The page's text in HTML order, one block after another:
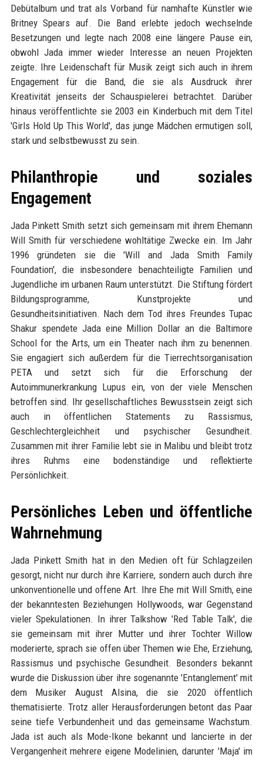
Debütalbum und trat als Vorband für namhafte Künstler wie
Britney Spears auf. Die Band erlebte jedoch wechselnde
Besetzungen und legte nach 2008 eine längere Pause ein,
obwohl Jada immer wieder Interesse an neuen Projekten
zeigte. Ihre Leidenschaft für Musik zeigt sich auch in ihrem
Engagement für die Band, die sie als Ausdruck ihrer
Kreativität jenseits der Schauspielerei betrachtet. Darüber
hinaus veröffentlichte sie 2003 ein Kinderbuch mit dem Titel
'Girls Hold Up This World', das junge Mädchen ermutigen soll,
stark und selbstbewusst zu sein.
Philanthropie und soziales
Engagement
Jada Pinkett Smith setzt sich gemeinsam mit ihrem Ehemann
Will Smith für verschiedene wohltätige Zwecke ein. Im Jahr
1996 gründeten sie die 'Will and Jada Smith Family
Foundation', die insbesondere benachteiligte Familien und
Jugendliche im urbanen Raum unterstützt. Die Stiftung fördert
Bildungsprogramme, Kunstprojekte und
Gesundheitsinitiativen. Nach dem Tod ihres Freundes Tupac
Shakur spendete Jada eine Million Dollar an die Baltimore
School for the Arts, um ein Theater nach ihm zu benennen.
Sie engagiert sich außerdem für die Tierrechtsorganisation
PETA und setzt sich für die Erforschung der
Autoimmunerkrankung Lupus ein, von der viele Menschen
betroffen sind. Ihr gesellschaftliches Bewusstsein zeigt sich
auch in öffentlichen Statements zu Rassismus,
Geschlechtergleichheit und psychischer Gesundheit.
Zusammen mit ihrer Familie lebt sie in Malibu und bleibt trotz
ihres Ruhms eine bodenständige und reflektierte
Persönlichkeit.
Persönliches Leben und öffentliche
Wahrnehmung
Jada Pinkett Smith hat in den Medien oft für Schlagzeilen
gesorgt, nicht nur durch ihre Karriere, sondern auch durch ihre
unkonventionelle und offene Art. Ihre Ehe mit Will Smith, eine
der bekanntesten Beziehungen Hollywoods, war Gegenstand
vieler Spekulationen. In ihrer Talkshow 'Red Table Talk', die
sie gemeinsam mit ihrer Mutter und ihrer Tochter Willow
moderierte, sprach sie offen über Themen wie Ehe, Erziehung,
Rassismus und psychische Gesundheit. Besonders bekannt
wurde die Diskussion über ihre sogenannte 'Entanglement' mit
dem Musiker August Alsina, die sie 2020 öffentlich
thematisierte. Trotz aller Herausforderungen betont das Paar
seine tiefe Verbundenheit und das gemeinsame Wachstum.
Jada ist auch als Mode-Ikone bekannt und lancierte in der
Vergangenheit mehrere eigene Modelinien, darunter 'Maja' im